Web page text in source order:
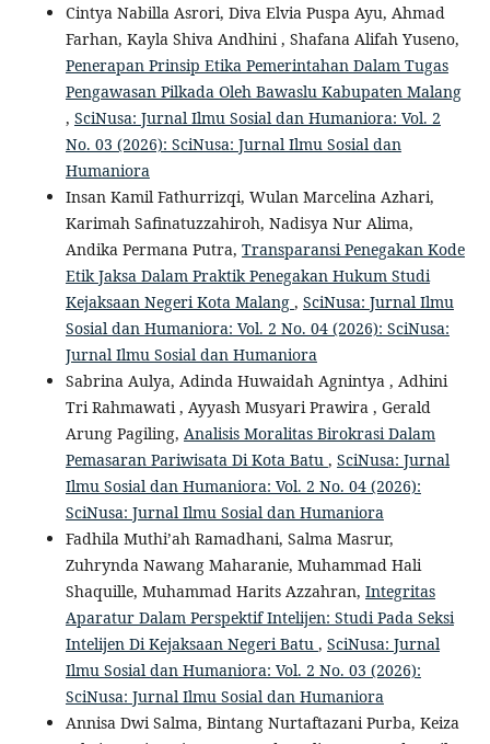
Cintya Nabilla Asrori, Diva Elvia Puspa Ayu, Ahmad
Farhan, Kayla Shiva Andhini , Shafana Alifah Yuseno,
Penerapan Prinsip Etika Pemerintahan Dalam Tugas
Pengawasan Pilkada Oleh Bawaslu Kabupaten Malang
, SciNusa: Jurnal Ilmu Sosial dan Humaniora: Vol. 2
No. 03 (2026): SciNusa: Jurnal Ilmu Sosial dan
Humaniora
Insan Kamil Fathurrizqi, Wulan Marcelina Azhari,
Karimah Safinatuzzahiroh, Nadisya Nur Alima,
Andika Permana Putra, Transparansi Penegakan Kode
Etik Jaksa Dalam Praktik Penegakan Hukum Studi
Kejaksaan Negeri Kota Malang , SciNusa: Jurnal Ilmu
Sosial dan Humaniora: Vol. 2 No. 04 (2026): SciNusa:
Jurnal Ilmu Sosial dan Humaniora
Sabrina Aulya, Adinda Huwaidah Agnintya , Adhini
Tri Rahmawati , Ayyash Musyari Prawira , Gerald
Arung Pagiling, Analisis Moralitas Birokrasi Dalam
Pemasaran Pariwisata Di Kota Batu , SciNusa: Jurnal
Ilmu Sosial dan Humaniora: Vol. 2 No. 04 (2026):
SciNusa: Jurnal Ilmu Sosial dan Humaniora
Fadhila Muthi’ah Ramadhani, Salma Masrur,
Zuhrynda Nawang Maharanie, Muhammad Hali
Shaquille, Muhammad Harits Azzahran, Integritas
Aparatur Dalam Perspektif Intelijen: Studi Pada Seksi
Intelijen Di Kejaksaan Negeri Batu , SciNusa: Jurnal
Ilmu Sosial dan Humaniora: Vol. 2 No. 03 (2026):
SciNusa: Jurnal Ilmu Sosial dan Humaniora
Annisa Dwi Salma, Bintang Nurtaftazani Purba, Keiza